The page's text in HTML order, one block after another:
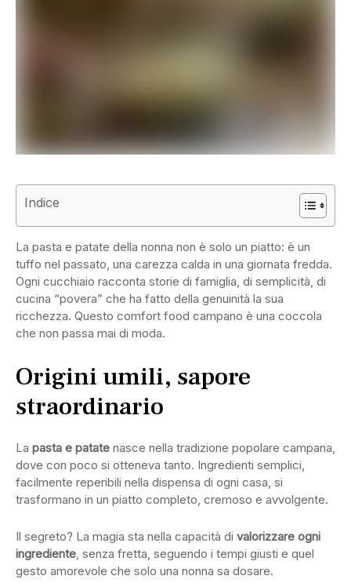
Indice
La pasta e patate della nonna non è solo un piatto: è un
tuffo nel passato, una carezza calda in una giornata fredda.
Ogni cucchiaio racconta storie di famiglia, di semplicità, di
cucina “povera” che ha fatto della genuinità la sua
ricchezza. Questo comfort food campano è una coccola
che non passa mai di moda.
Origini umili, sapore
straordinario
La pasta e patate nasce nella tradizione popolare campana,
dove con poco si otteneva tanto. Ingredienti semplici,
facilmente reperibili nella dispensa di ogni casa, si
trasformano in un piatto completo, cremoso e avvolgente.
Il segreto? La magia sta nella capacità di valorizzare ogni
ingrediente, senza fretta, seguendo i tempi giusti e quel
gesto amorevole che solo una nonna sa dosare.